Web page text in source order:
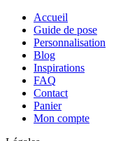
Accueil
Guide de pose
Personnalisation
Blog
Inspirations
FAQ
Contact
Panier
Mon compte